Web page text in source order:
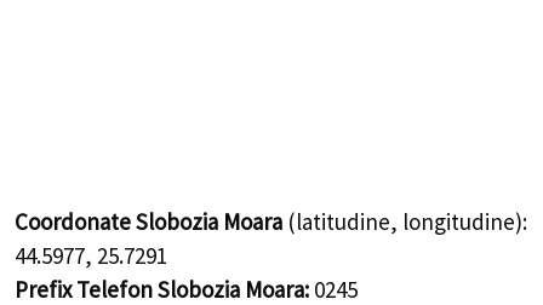
Coordonate Slobozia Moara (latitudine, longitudine):
44.5977, 25.7291
Prefix Telefon Slobozia Moara: 0245